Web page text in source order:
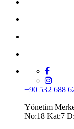
+90 532 688
Yönetim
No:18 Kat:7